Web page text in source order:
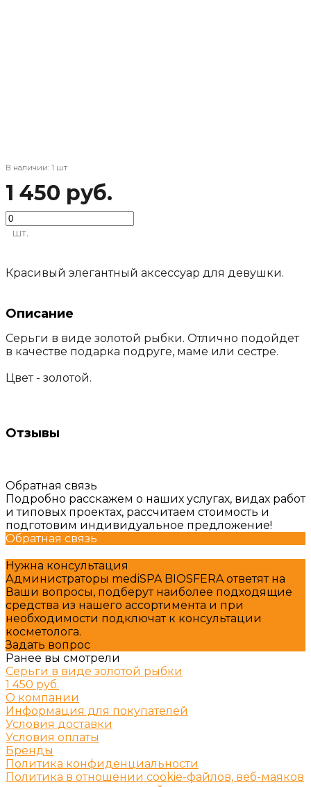
В наличии: 1 шт
1 450 руб.
шт.
Красивый элегантный аксессуар для девушки.
Описание
Серьги в виде золотой рыбки. Отлично подойдет
в качестве подарка подруге, маме или сестре.
Цвет - золотой.
Отзывы
Обратная связь
Подробно расскажем о наших услугах, видах работ
и типовых проектах, рассчитаем стоимость и
подготовим индивидуальное предложение!
Обратная связь
Нужна консультация
Администраторы mediSPA BIOSFERA ответят на
Ваши вопросы, подберут наиболее подходящие
средства из нашего ассортимента и при
необходимости подключат к консультации
косметолога.
Задать вопрос
Ранее вы смотрели
Серьги в виде золотой рыбки
1 450 руб.
О компании
Информация для покупателей
Условия доставки
Условия оплаты
Бренды
Политика конфиденциальности
Политика в отношении cookie-файлов, веб-маяков